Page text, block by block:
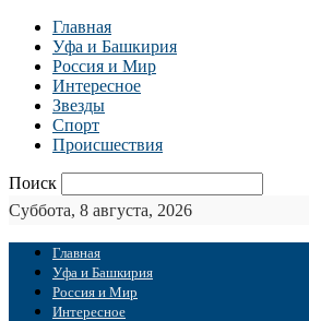
Главная
Уфа и Башкирия
Россия и Мир
Интересное
Звезды
Спорт
Происшествия
Поиск
Суббота, 8 августа, 2026
Главная
Уфа и Башкирия
Россия и Мир
Интересное